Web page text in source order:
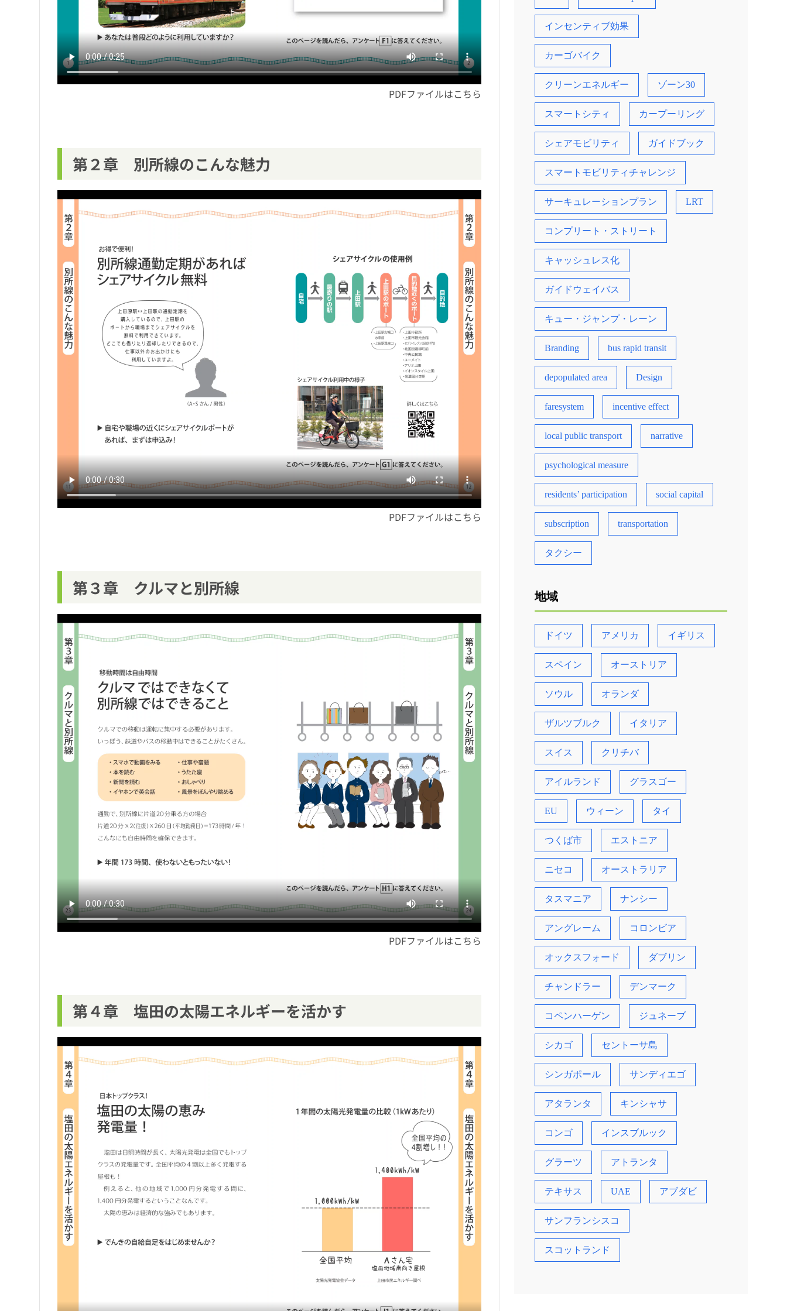
PDFファイルはこちら
第２章 別所線のこんな魅力
PDFファイルはこちら
第３章 クルマと別所線
PDFファイルはこちら
第４章 塩田の太陽エネルギーを活かす
インセンティブ効果
カーゴバイク
クリーンエネルギー ゾーン30
スマートシティ カープーリング
シェアモビリティ ガイドブック
スマートモビリティチャレンジ
サーキュレーションプラン LRT
コンプリート・ストリート
キャッシュレス化
ガイドウェイバス
キュー・ジャンプ・レーン
Branding bus rapid transit
depopulated area Design
faresystem incentive effect
local public transport narrative
psychological measure
residents’ participation social capital
subscription transportation
タクシー
地域
ドイツ アメリカ イギリス
スペイン オーストリア
ソウル オランダ
ザルツブルク イタリア
スイス クリチバ
アイルランド グラスゴー
EU ウィーン タイ
つくば市 エストニア
ニセコ オーストラリア
タスマニア ナンシー
アングレーム コロンビア
オックスフォード ダブリン
チャンドラー デンマーク
コペンハーゲン ジュネーブ
シカゴ セントーサ島
シンガポール サンディエゴ
アタランタ キンシャサ
コンゴ インスブルック
グラーツ アトランタ
テキサス UAE アブダビ
サンフランシスコ
スコットランド